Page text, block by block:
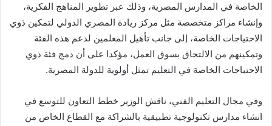
الخاصة في المدارس المصرية، وذلك عبر تطوير المناهج الفكرية،
وإنشاء مراكز متخصصة مثل مركز ريادة المصري الدولي لتمكين ذوي
الاحتياجات الخاصة، إلى جانب تأهيل المعلمين لدعم هذه الفئة
وتمكينهم من الالتحاق بسوق العمل، مؤكدا على أن دمج فئة ذوي
الاحتياجات الخاصة في التعليم تمثل أولوية للدولة المصرية.
وفي مجال التعليم الفني، ناقش الوزير خطط التعاون للتوسع في
انشاء مدارس تكنولوجية تطبيقية بالشراكة مع القطاع الخاص من